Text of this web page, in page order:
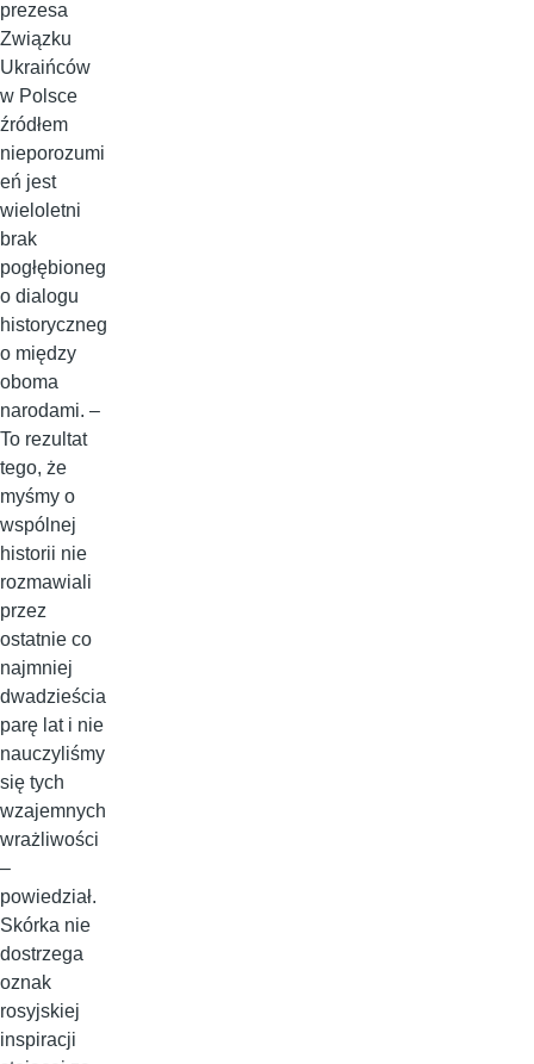
prezesa
Związku
Ukraińców
w Polsce
źródłem
nieporozumi
eń jest
wieloletni
brak
pogłębioneg
o dialogu
historyczneg
o między
oboma
narodami. –
To rezultat
tego, że
myśmy o
wspólnej
historii nie
rozmawiali
przez
ostatnie co
najmniej
dwadzieścia
parę lat i nie
nauczyliśmy
się tych
wzajemnych
wrażliwości
–
powiedział.
Skórka nie
dostrzega
oznak
rosyjskiej
inspiracji